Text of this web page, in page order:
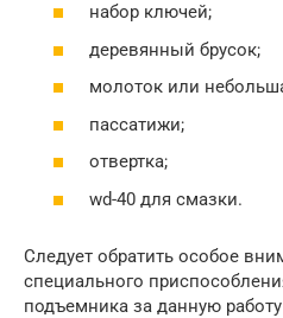
набор ключей;
деревянный брусок;
молоток или
пассатижи;
отвертка;
wd-40 для смазки.
Следует обратить особое
специального
подъемника за данную